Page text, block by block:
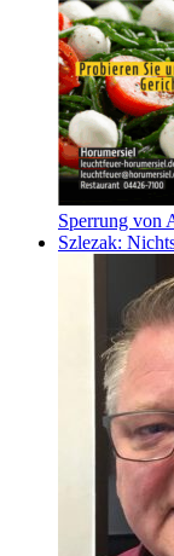
Sperrung von
Szlezak: